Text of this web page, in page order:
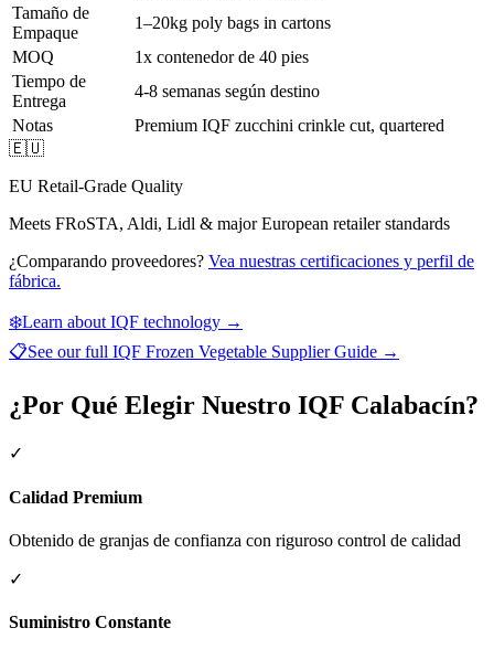
Tamaño de
Empaque
1–20kg poly bags in cartons
MOQ
1x contenedor de 40 pies
Tiempo de
Entrega
4-8 semanas según destino
Notas
Premium IQF zucchini crinkle cut, quartered
🇪🇺
EU Retail-Grade Quality
Meets FRoSTA, Aldi, Lidl & major European retailer standards
¿Comparando proveedores? Vea nuestras certificaciones y perfil de
fábrica.
❄️Learn about IQF technology →
📋See our full IQF Frozen Vegetable Supplier Guide →
¿Por Qué Elegir Nuestro IQF Calabacín?
✓
Calidad Premium
Obtenido de granjas de confianza con riguroso control de calidad
✓
Suministro Constante